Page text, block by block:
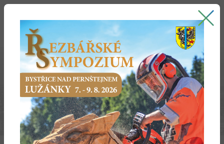
2022
Zasedání Zastupitelstva Města č.17/2022 ze dne
16.03.2022
Zasedání Zastupitelstva Města č.18/2022 ze dne
15.06.2022
Zasedání Zastupitelstva Města č.19/2022 ze dne
14.09.2022